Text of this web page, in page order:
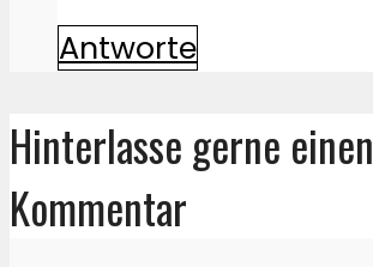
Antworte
Hinterlasse gerne einen
Kommentar